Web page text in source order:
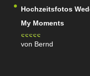
Hochzeitsfotos
My Moments
Bewertet
von Bernd